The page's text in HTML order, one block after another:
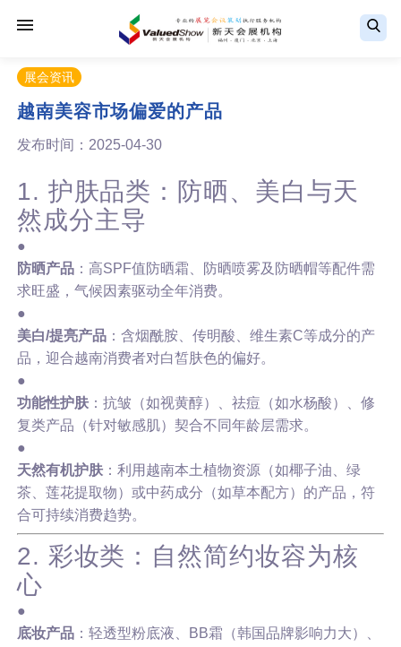
展会资讯
越南美容市场偏爱的产品
发布时间：2025-04-30
1. 护肤品类：防晒、美白与天
然成分主导
●
防晒产品：高SPF值防晒霜、防晒喷雾及防晒帽等配件需
求旺盛，气候因素驱动全年消费。
●
美白/提亮产品：含烟酰胺、传明酸、维生素C等成分的产
品，迎合越南消费者对白皙肤色的偏好。
●
功能性护肤：抗皱（如视黄醇）、祛痘（如水杨酸）、修
复类产品（针对敏感肌）契合不同年龄层需求。
●
天然有机护肤：利用越南本土植物资源（如椰子油、绿
茶、莲花提取物）或中药成分（如草本配方）的产品，符
合可持续消费趋势。
2. 彩妆类：自然简约妆容为核
心
●
底妆产品：轻透型粉底液、BB霜（韩国品牌影响力大）、